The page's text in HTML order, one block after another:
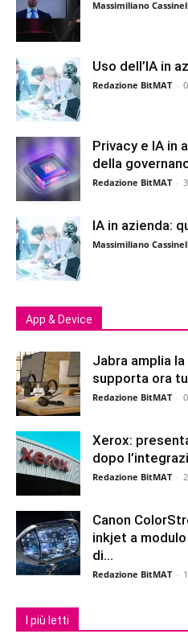
Massimiliano
Uso dell’IA in
Redazione BitMAT -
Privacy e IA in
della
Redazione BitMAT -
IA in azienda:
Massimiliano
App & Device
Jabra amplia
supporta ora
Redazione BitMAT -
Xerox:
dopo
Redazione BitMAT -
Canon
inkjet a
di...
Redazione BitMAT -
I più letti